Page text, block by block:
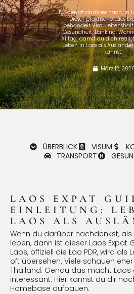
Du denkst darüber nach, in
Dieser praktische Laos
behandelt Visa,
Gesundheit, Banking,
Alltag, damit du dich
Leben in Laos als
kannst.
März 12, 2026
ÜBERBLICK VISUM
TRANSPORT
LAOS EXPAT
EINLEITUNG:
LAOS ALS
Wenn du darüber nachdenkst, als
leben, dann ist dieser Laos Expat
Laos, offiziell die Lao PDR, wird
oft übersehen. Viele schauen
Thailand. Genau das macht Laos
interessant. Hier kannst du dir
Homebase aufbauen.